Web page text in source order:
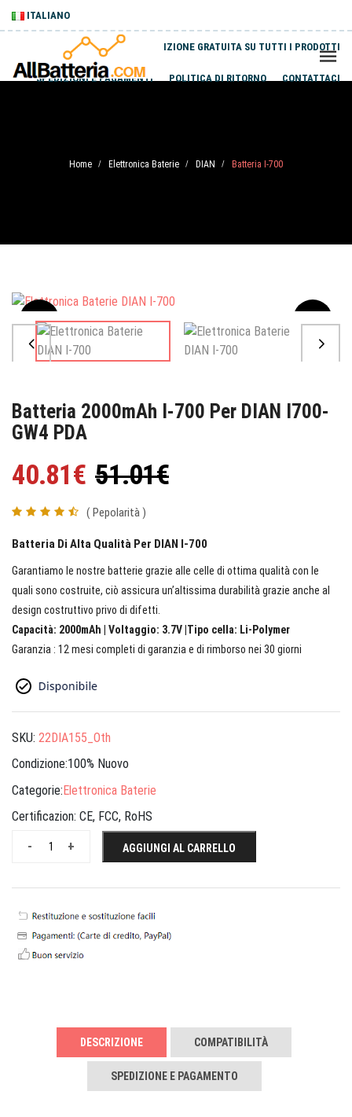
ITALIANO
SPEDIZIONE GRATUITA SU TUTTI I PRODOTTI
SPEDIZIONI E PAGAMENTI POLITICA DI RITORNO CONTATTACI
Home / Elettronica Baterie / DIAN / Batteria I-700
Sale
Batteria 2000mAh I-700 Per DIAN I700-
GW4 PDA
40.81€ 51.01€
( Pepolarità )
Batteria Di Alta Qualità Per DIAN I-700
Garantiamo le nostre batterie grazie alle celle di ottima qualità con le
quali sono costruite, ciò assicura un’altissima durabilità grazie anche al
design costruttivo privo di difetti.
Capacità: 2000mAh | Voltaggio: 3.7V |Tipo cella: Li-Polymer
Garanzia : 12 mesi completi di garanzia e di rimborso nei 30 giorni
SKU: 22DIA155_Oth
Condizione:100% Nuovo
Categorie:Elettronica Baterie
Certificazion: CE, FCC, RoHS
+
- AGGIUNGI AL CARRELLO
DESCRIZIONE COMPATIBILITÀ
SPEDIZIONE E PAGAMENTO